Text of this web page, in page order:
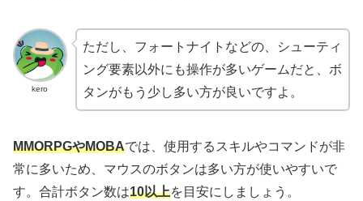
kero
ただし、フォートナイトなどの、シューティ
ング要素以外にも操作が多いゲームだと、ボ
タンがもう少し多い方が良いですよ。
MMORPGやMOBAでは、使用するスキルやコマンドが非
常に多いため、マウスのボタンは多い方が使いやすいで
す。合計ボタン数は10以上を目安にしましょう。